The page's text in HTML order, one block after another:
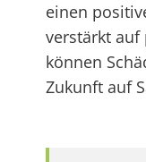
einen
verstärkt auf
können
Zukunft auf